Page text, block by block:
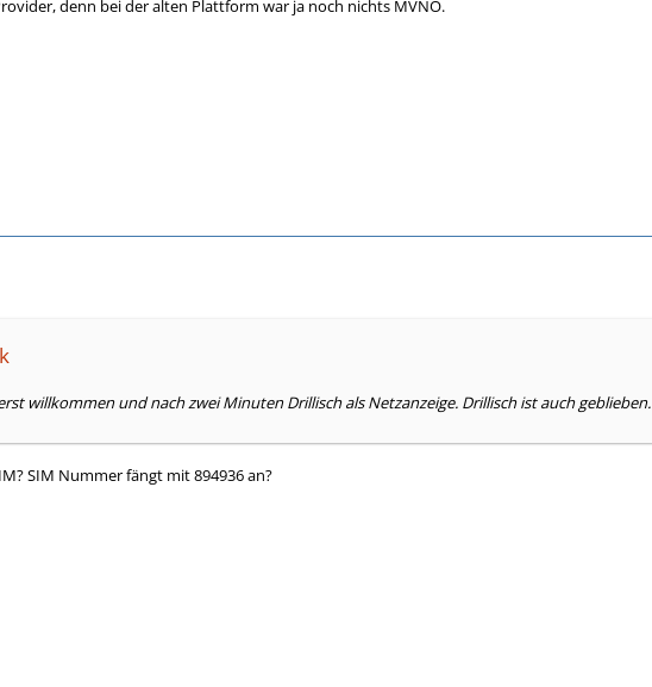
denn bei der alten Plattform war ja noch nichts MVNO.
willkommen und nach zwei Minuten Drillisch als Netzanzeige. Drillisch ist auch geblieben.
SIM Nummer fängt mit 894936 an?